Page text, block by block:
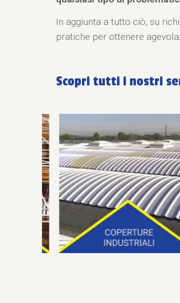
In aggiunta a tutto ciò, su
pratiche per ottenere
Scopri tutti i nostri